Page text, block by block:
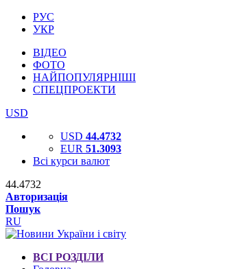
РУС
УКР
ВІДЕО
ФОТО
НАЙПОПУЛЯРНІШІ
СПЕЦПРОЕКТИ
USD
USD 44.4732
EUR 51.3093
Всі курси валют
44.4732
Авторизація
Пошук
RU
ВСІ РОЗДІЛИ